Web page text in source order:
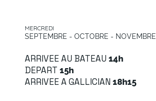
ARRIVEE AU BATEAU14h
DEPART15h
ARRIVEE A GALLICIAN18h15
MERCREDI
SEPTEMBRE - OCTOBRE - NOVEMBRE